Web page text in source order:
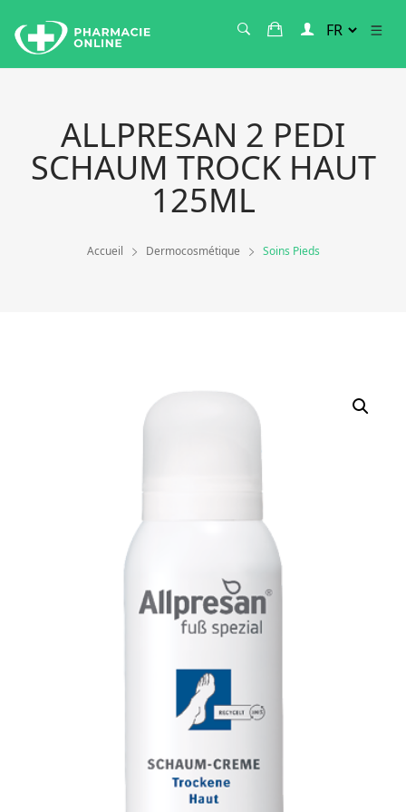
ALLPRESAN 2 PEDI
SCHAUM TROCK HAUT
125ML
Accueil Dermocosmétique Soins Pieds